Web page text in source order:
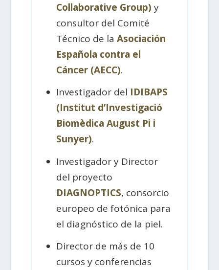
Collaborative Group) y
consultor del Comité
Técnico de laAsociación
Española contra el
Cáncer (AECC).
Investigador del IDIBAPS
(Institut d’Investigació
Biomèdica August Pi i
Sunyer).
Investigador y Director
del proyecto
DIAGNOPTICS, consorcio
europeo de fotónica para
el diagnóstico de la piel.
Director de más de 10
cursos y conferencias